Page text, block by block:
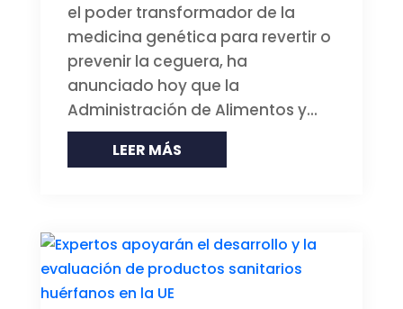
el poder transformador de la
medicina genética para revertir o
prevenir la ceguera, ha
anunciado hoy que la
Administración de Alimentos y...
LEER MÁS